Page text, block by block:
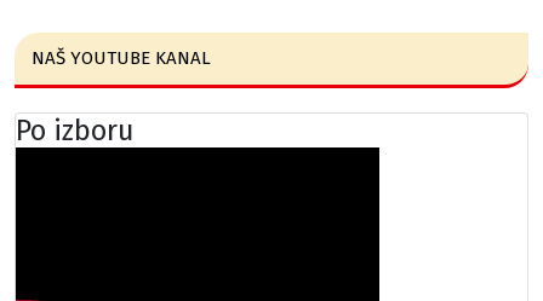
NAŠ YOUTUBE KANAL
Po izboru